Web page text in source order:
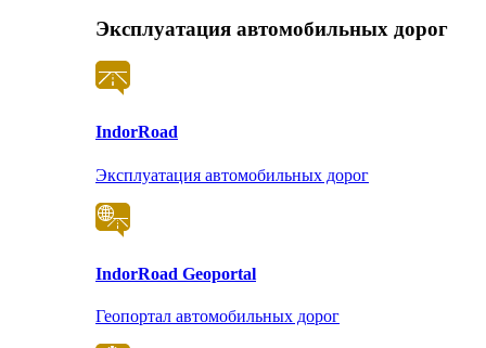
Эксплуатация автомобильных дорог
IndorRoad
Эксплуатация автомобильных дорог
IndorRoad Geoportal
Геопортал автомобильных дорог